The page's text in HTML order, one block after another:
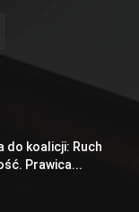
do koalicji: Ruch
Prawica...